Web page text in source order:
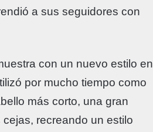
a sus seguidores con
con un nuevo estilo en
por mucho tiempo como
más corto, una gran
recreando un estilo